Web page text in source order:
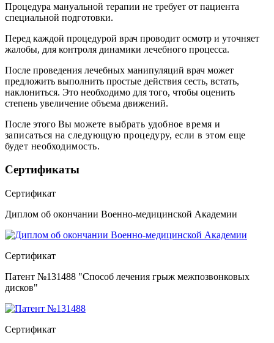
Процедура мануальной терапии не требует от пациента
специальной подготовки.
Перед каждой процедурой врач проводит осмотр и уточняет
жалобы, для контроля динамики лечебного процесса.
После проведения лечебных манипуляций врач может
предложить выполнить простые действия сесть, встать,
наклониться. Это необходимо для того, чтобы оценить
степень увеличение объема движений.
После этого Вы можете выбрать удобное время и
записаться на следующую процедуру, если в этом еще
будет необходимость.
Сертификаты
Сертификат
Диплом об окончании Военно-медицинской Академии
Сертификат
Патент №131488 "Способ лечения грыж межпозвонковых
дисков"
Сертификат